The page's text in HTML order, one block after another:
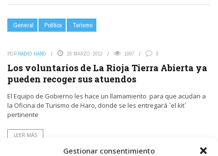
Gestionar consentimiento
General Política Turismo
POR RADIO HARO 20 MARZO, 2013 1007 0
Los voluntarios de La Rioja Tierra Abierta ya
pueden recoger sus atuendos
El Equipo de Gobierno les hace un llamamiento para que acudan a
la Oficina de Turismo de Haro, donde se les entregará `el kit´
pertinente
LEER MÁS